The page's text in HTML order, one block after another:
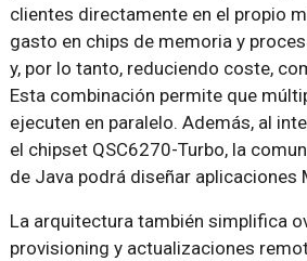
clientes directamente en el propio
gasto en chips de memoria y
y, por lo tanto, reduciendo coste,
Esta combinación permite que
ejecuten en paralelo. Además, al
el chipset QSC6270-Turbo, la
de Java podrá diseñar aplicaciones
La arquitectura también simplifica
provisioning y actualizaciones